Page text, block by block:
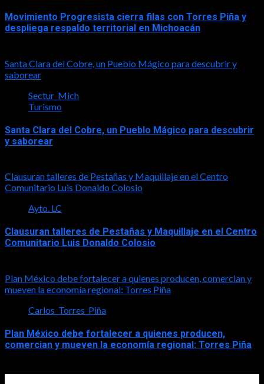
Movimiento Progresista cierra filas con Torres Piña y
despliega respaldo territorial en Michoacán
Santa Clara del Cobre, un Pueblo Mágico para descubrir y
saborear
Sectur_Mich
Turismo
Santa Clara del Cobre, un Pueblo Mágico para descubrir
y saborear
Clausuran talleres de Pestañas y Maquillaje en el Centro
Comunitario Luis Donaldo Colosio
Ayto. LC
Clausuran talleres de Pestañas y Maquillaje en el Centro
Comunitario Luis Donaldo Colosio
Plan México debe fortalecer a quienes producen, comercian y
mueven la economía regional: Torres Piña
Carlos_Torres_Piña
Plan México debe fortalecer a quienes producen,
comercian y mueven la economía regional: Torres Piña